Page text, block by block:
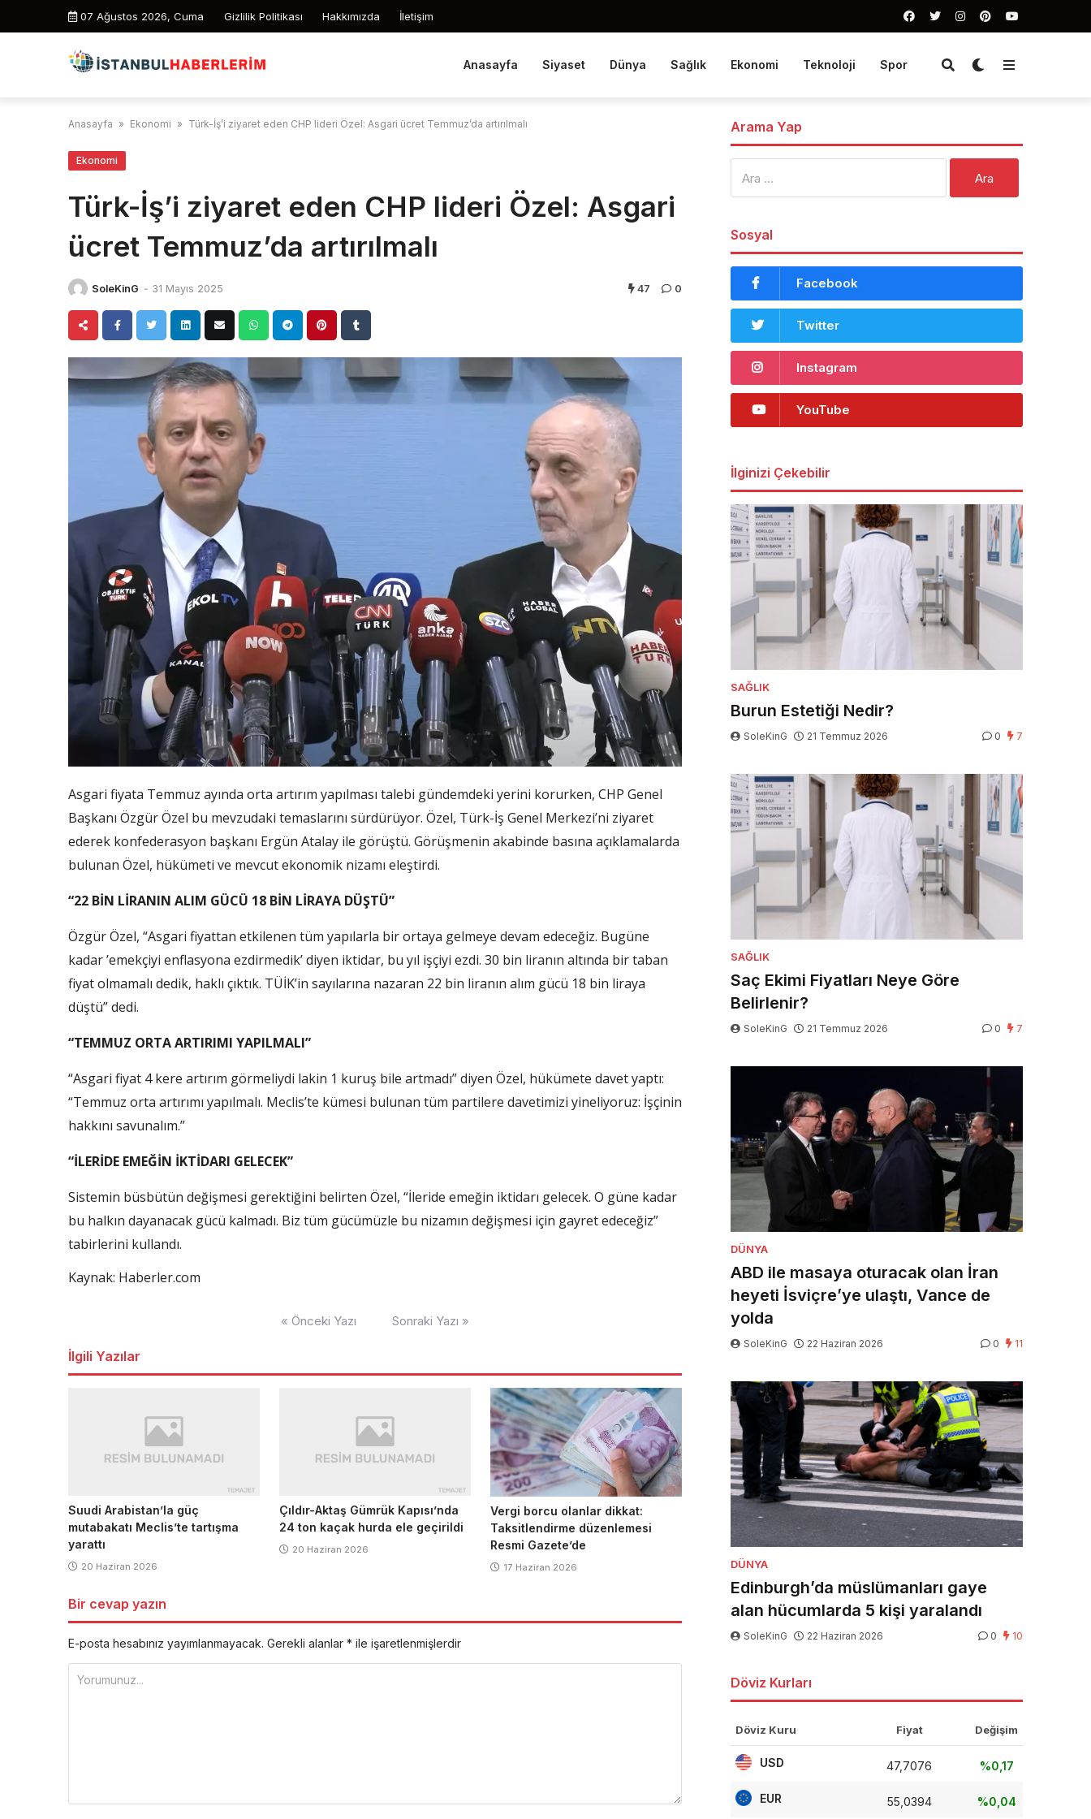
07 Ağustos 2026, Cuma Gizlilik Politikası Hakkımızda İletişim
Anasayfa Siyaset Dünya Sağlık Ekonomi Teknoloji Spor
Anasayfa » Ekonomi » Türk-İş’i ziyaret eden CHP lideri Özel: Asgari ücret Temmuz’da artırılmalı
Ekonomi
Türk-İş’i ziyaret eden CHP lideri Özel: Asgari
ücret Temmuz’da artırılmalı
SoleKinG - 31 Mayıs 2025 47 0
Asgari fiyata Temmuz ayında orta artırım yapılması talebi gündemdeki yerini korurken, CHP Genel
Başkanı Özgür Özel bu mevzudaki temaslarını sürdürüyor. Özel, Türk-İş Genel Merkezi’ni ziyaret
ederek konfederasyon başkanı Ergün Atalay ile görüştü. Görüşmenin akabinde basına açıklamalarda
bulunan Özel, hükümeti ve mevcut ekonomik nizamı eleştirdi.
“22 BİN LİRANIN ALIM GÜCÜ 18 BİN LİRAYA DÜŞTÜ”
Özgür Özel, “Asgari fiyattan etkilenen tüm yapılarla bir ortaya gelmeye devam edeceğiz. Bugüne
kadar ’emekçiyi enflasyona ezdirmedik’ diyen iktidar, bu yıl işçiyi ezdi. 30 bin liranın altında bir taban
fiyat olmamalı dedik, haklı çıktık. TÜİK’in sayılarına nazaran 22 bin liranın alım gücü 18 bin liraya
düştü” dedi.
“TEMMUZ ORTA ARTIRIMI YAPILMALI”
“Asgari fiyat 4 kere artırım görmeliydi lakin 1 kuruş bile artmadı” diyen Özel, hükümete davet yaptı:
“Temmuz orta artırımı yapılmalı. Meclis’te kümesi bulunan tüm partilere davetimizi yineliyoruz: İşçinin
hakkını savunalım.”
“İLERİDE EMEĞİN İKTİDARI GELECEK”
Sistemin büsbütün değişmesi gerektiğini belirten Özel, “İleride emeğin iktidarı gelecek. O güne kadar
bu halkın dayanacak gücü kalmadı. Biz tüm gücümüzle bu nizamın değişmesi için gayret edeceğiz”
tabirlerini kullandı.
Kaynak: Haberler.com
« Önceki Yazı Sonraki Yazı »
İlgili Yazılar
Suudi Arabistan’la güç
mutabakatı Meclis’te tartışma
yarattı
20 Haziran 2026
Çıldır-Aktaş Gümrük Kapısı’nda
24 ton kaçak hurda ele geçirildi
20 Haziran 2026
Vergi borcu olanlar dikkat:
Taksitlendirme düzenlemesi
Resmi Gazete’de
17 Haziran 2026
Bir cevap yazın
E-posta hesabınız yayımlanmayacak. Gerekli alanlar * ile işaretlenmişlerdir
Arama Yap
Sosyal
Facebook
Twitter
Instagram
YouTube
İlginizi Çekebilir
SAĞLIK
Burun Estetiği Nedir?
SoleKinG 21 Temmuz 2026 0 7
SAĞLIK
Saç Ekimi Fiyatları Neye Göre
Belirlenir?
SoleKinG 21 Temmuz 2026 0 7
DÜNYA
ABD ile masaya oturacak olan İran
heyeti İsviçre’ye ulaştı, Vance de
yolda
SoleKinG 22 Haziran 2026 0 11
DÜNYA
Edinburgh’da müslümanları gaye
alan hücumlarda 5 kişi yaralandı
SoleKinG 22 Haziran 2026 0 10
Döviz Kurları
Döviz Kuru Fiyat Değişim
USD 47,7076 %0,17
EUR 55,0394 %0,04